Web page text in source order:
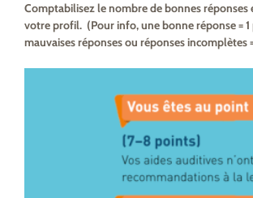
Comptabilisez le nombre de bonnes réponses
votre profil. (Pour info, une bonne réponse =
mauvaises réponses ou réponses incomplètes